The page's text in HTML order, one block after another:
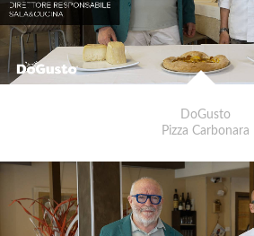
DoGusto
Pizza Carbonara